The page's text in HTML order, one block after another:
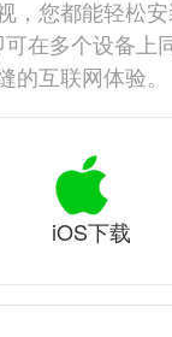
，您都能轻松安
在多个设备上
的互联网体验。
iOS下载